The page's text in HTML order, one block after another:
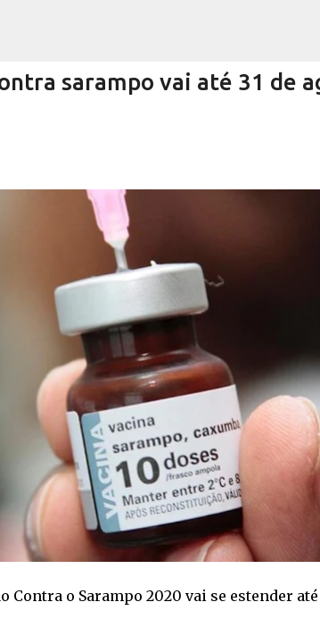
Encurtando caminho
SERRA NEGRA VIVA! SERRA NEGRA
sarampo vai até 31 de
Contra o Sarampo 2020 vai se estender até